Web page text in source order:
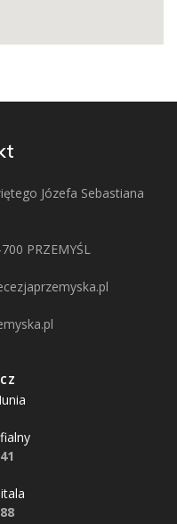
Józefa Sebastiana
PRZEMYŚL